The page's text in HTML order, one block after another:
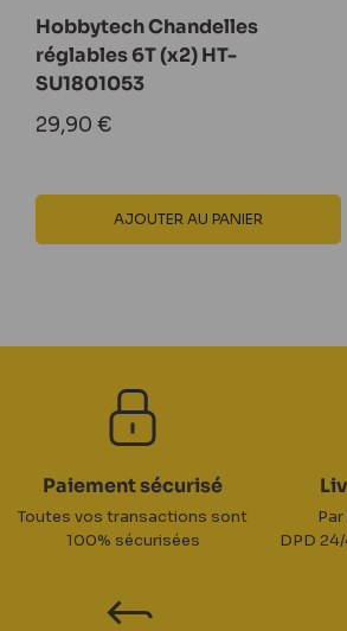
Hobbytech Chandelles
réglables 6T (x2) HT-
SU1801053
Prix
29,90 €
AJOUTER AU PANIER
Paiement sécurisé
Toutes vos transactions sont
100% sécurisées
DPD